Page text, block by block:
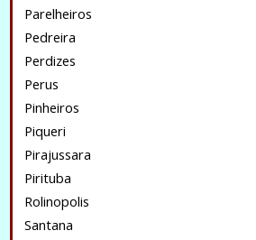
Parelheiros
Pedreira
Perdizes
Perus
Pinheiros
Piqueri
Pirajussara
Pirituba
Rolinopolis
Santana